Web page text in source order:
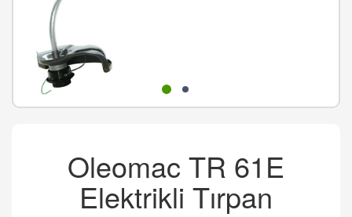
Oleomac TR 61E
Elektrikli Tırpan